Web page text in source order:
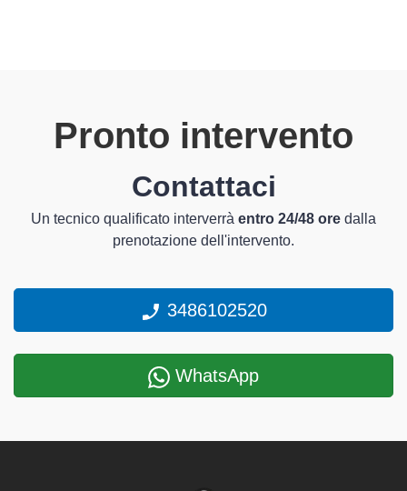
Pronto intervento
Contattaci
Un tecnico qualificato interverrà entro 24/48 ore dalla
prenotazione dell'intervento.
3486102520
WhatsApp